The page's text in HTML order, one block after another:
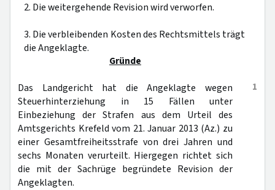
2. Die weitergehende Revision wird verworfen.
3. Die verbleibenden Kosten des Rechtsmittels trägt
die Angeklagte.
Gründe
1
Das Landgericht hat die Angeklagte wegen
Steuerhinterziehung in 15 Fällen unter
Einbeziehung der Strafen aus dem Urteil des
Amtsgerichts Krefeld vom 21. Januar 2013 (Az.) zu
einer Gesamtfreiheitsstrafe von drei Jahren und
sechs Monaten verurteilt. Hiergegen richtet sich
die mit der Sachrüge begründete Revision der
Angeklagten.